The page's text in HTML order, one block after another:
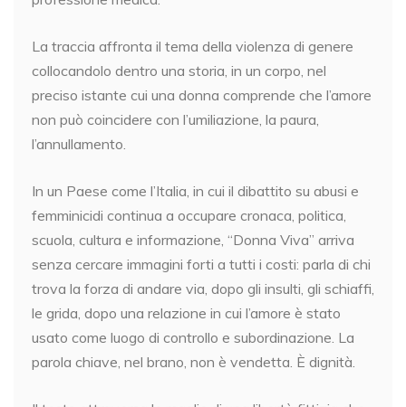
La traccia affronta il tema della violenza di genere
collocandolo dentro una storia, in un corpo, nel
preciso istante cui una donna comprende che l’amore
non può coincidere con l’umiliazione, la paura,
l’annullamento.
In un Paese come l’Italia, in cui il dibattito su abusi e
femminicidi continua a occupare cronaca, politica,
scuola, cultura e informazione, “Donna Viva” arriva
senza cercare immagini forti a tutti i costi: parla di chi
trova la forza di andare via, dopo gli insulti, gli schiaffi,
le grida, dopo una relazione in cui l’amore è stato
usato come luogo di controllo e subordinazione. La
parola chiave, nel brano, non è vendetta. È dignità.